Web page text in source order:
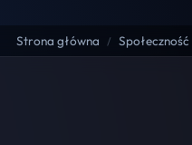
Strona główna / Społeczność